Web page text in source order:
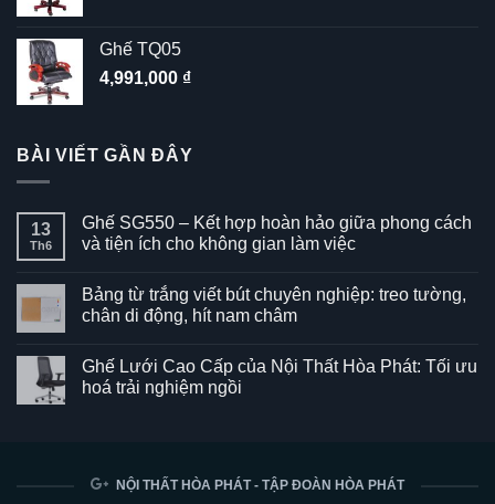
Ghế TQ05
4,991,000 ₫
BÀI VIẾT GẦN ĐÂY
13
Th6
Ghế SG550 – Kết hợp hoàn hảo giữa phong cách
và tiện ích cho không gian làm việc
bình
luận
ở
–
Kết
hợp
và
Bảng từ trắng viết bút chuyên nghiệp: treo tường,
chân di động, hít nam châm
bình
luận
ở
chuyên
Ghế Lưới Cao Cấp của Nội Thất Hòa Phát: Tối ưu
hoá trải nghiệm ngồi
Ghế
NỘI THẤT HÒA PHÁT - TẬP ĐOÀN HÒA PHÁT